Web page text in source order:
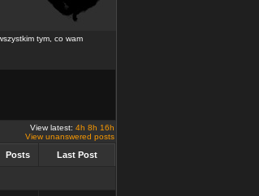
tym, co wam
View latest: 4h 8h 16h
View unanswered posts
Posts Last Post